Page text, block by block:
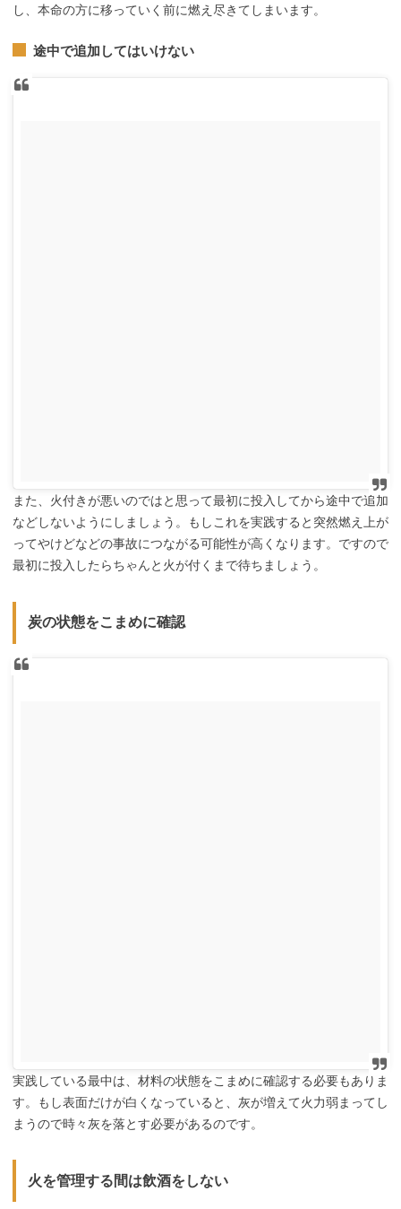
し、本命の方に移っていく前に燃え尽きてしまいます。
途中で追加してはいけない
また、火付きが悪いのではと思って最初に投入してから途中で追加
などしないようにしましょう。もしこれを実践すると突然燃え上が
ってやけどなどの事故につながる可能性が高くなります。ですので
最初に投入したらちゃんと火が付くまで待ちましょう。
炭の状態をこまめに確認
実践している最中は、材料の状態をこまめに確認する必要もありま
す。もし表面だけが白くなっていると、灰が増えて火力弱まってし
まうので時々灰を落とす必要があるのです。
火を管理する間は飲酒をしない